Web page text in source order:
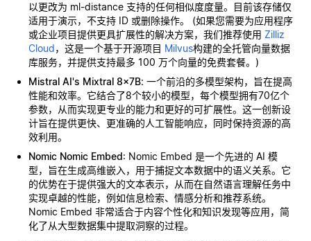
以更改为 ml-distance 支持的任何相似度度量。目前该存储仅
适用于演示，不支持 ID 或删除操作。 (如果您需要为应用程序
或企业项目提供更具扩展性的解决方案，我们推荐使用 Zilliz
Cloud，这是一个基于开源项目 Milvus构建的全托管向量数据
库服务，并提供支持最多 100 万个向量的免费套餐。)
Mistral AI's Mixtral 8x7B: 一个前沿的多模型架构，旨在提高
性能和效率。它结合了8个较小的模型，每个模型拥有70亿个
参数，从而实现更专业的能力和更好的可扩展性。这一创新设
计旨在提供更快、更准确的人工智能响应，同时保持资源的高
效利用。
Nomic Nomic Embed: Nomic Embed 是一个先进的 AI 模
型，旨在生成高维嵌入，用于捕捉文本数据中的语义关系。它
的优势在于提供强大的文本表示，从而在自然语言理解任务中
实现卓越的性能，例如信息检索、情感分析和推荐系统。
Nomic Embed 非常适合于内容个性化和知识发现等应用，简
化了从大型数据集中提取洞察的过程。